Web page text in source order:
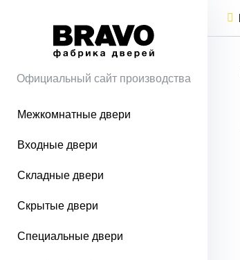
Официальный сайт производства
Межкомнатные двери
Входные двери
Складные двери
Скрытые двери
Специальные двери